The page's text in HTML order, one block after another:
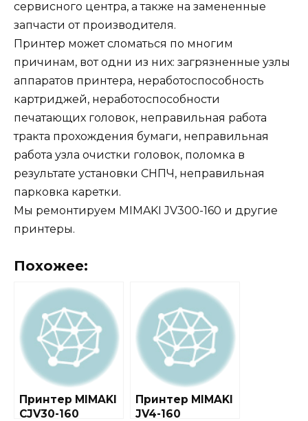
сервисного центра, а также на замененные
запчасти от производителя.
Принтер может сломаться по многим
причинам, вот одни из них: загрязненные узлы
аппаратов принтера, неработоспособность
картриджей, неработоспособности
печатающих головок, неправильная работа
тракта прохождения бумаги, неправильная
работа узла очистки головок, поломка в
результате установки СНПЧ, неправильная
парковка каретки.
Мы ремонтируем MIMAKI JV300-160 и другие
принтеры.
Похожее:
Принтер MIMAKI
CJV30-160
Принтер MIMAKI
JV4-160